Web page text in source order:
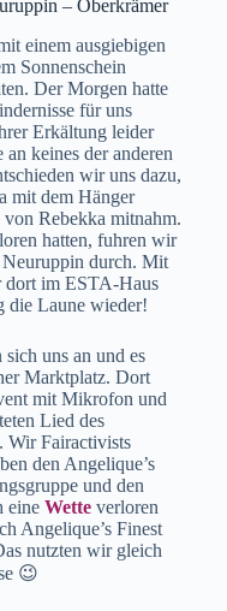
– Oberkrämer
einem ausgiebigen
Sonnenschein
Der Morgen hatte
für uns
Erkältung leider
an keines der anderen
wir uns dazu,
mit dem Hänger
Rebekka mitnahm.
hatten, fuhren wir
durch. Mit
dort im ESTA-Haus
die Laune wieder!
sich uns an und es
Marktplatz. Dort
mit Mikrofon und
Lied des
Wir Fairactivists
den Angelique’s
und den
eine Wetteverloren
Angelique’s Finest
nutzten wir gleich
😉